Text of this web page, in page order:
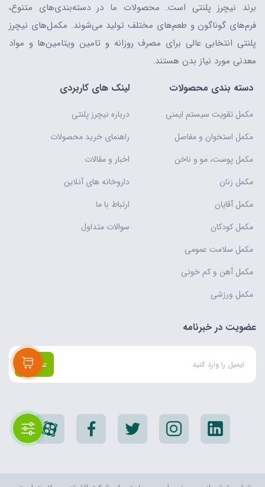
برند نیچرز پلنتی است. محصولات ما در دسته‌بندی‌های متنوع،
فرم‌های گوناگون و طعم‌های مختلف تولید می‌شوند. مکمل‌های نیچرز
پلنتی انتخابی عالی برای مصرف روزانه و تامین ویتامین‌ها و مواد
معدنی مورد نیاز بدن هستند.
دسته بندی محصولات
مکمل تقویت سیستم ایمنی
مکمل استخوان و مفاصل
مکمل پوست، مو و ناخن
مکمل زنان
مکمل آقایان
مکمل کودکان
مکمل سلامت عمومی
مکمل آهن و کم خونی
مکمل ورزشی
لینک های کاربردی
درباره نیچرز پلنتی
راهنمای خرید محصولات
اخبار و مقالات
داروخانه های آنلاین
ارتباط با ما
سوالات متداول
عضویت در خبرنامه
عضویت